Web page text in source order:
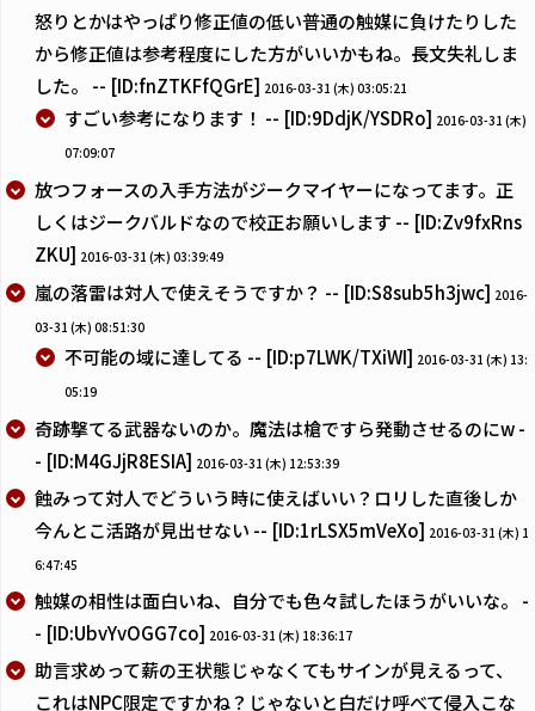
怒りとかはやっぱり修正値の低い普通の触媒に負けたりした
から修正値は参考程度にした方がいいかもね。長文失礼しま
した。 -- [ID:fnZTKFfQGrE] 2016-03-31 (木) 03:05:21
すごい参考になります！ -- [ID:9DdjK/YSDRo] 2016-03-31 (木)
07:09:07
放つフォースの入手方法がジークマイヤーになってます。正
しくはジークバルドなので校正お願いします -- [ID:Zv9fxRns
ZKU] 2016-03-31 (木) 03:39:49
嵐の落雷は対人で使えそうですか？ -- [ID:S8sub5h3jwc] 2016-
03-31 (木) 08:51:30
不可能の域に達してる -- [ID:p7LWK/TXiWI] 2016-03-31 (木) 13:
05:19
奇跡撃てる武器ないのか。魔法は槍ですら発動させるのにw -
- [ID:M4GJjR8ESIA] 2016-03-31 (木) 12:53:39
蝕みって対人でどういう時に使えばいい？ロリした直後しか
今んとこ活路が見出せない -- [ID:1rLSX5mVeXo] 2016-03-31 (木) 1
6:47:45
触媒の相性は面白いね、自分でも色々試したほうがいいな。 -
- [ID:UbvYvOGG7co] 2016-03-31 (木) 18:36:17
助言求めって薪の王状態じゃなくてもサインが見えるって、
これはNPC限定ですかね？じゃないと白だけ呼べて侵入こな